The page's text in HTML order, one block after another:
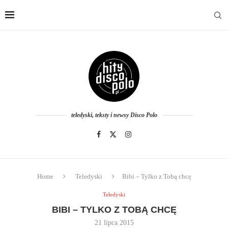
teledyski, teksty i newsy Disco Polo
Home Teledyski Bibi – Tylko z Tobą chcę
Teledyski
BIBI – TYLKO Z TOBĄ CHCĘ
21 lipca 2015